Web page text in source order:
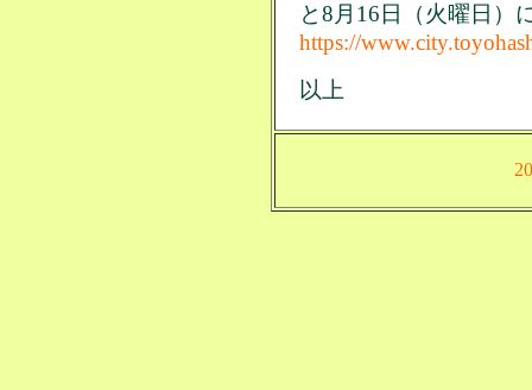
と8月16日（火曜日）
https://
以上